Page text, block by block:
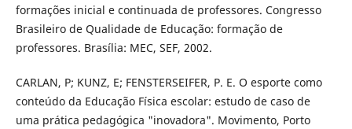
formações inicial e continuada de professores. Congresso
Brasileiro de Qualidade de Educação: formação de
professores. Brasília: MEC, SEF, 2002.
CARLAN, P; KUNZ, E; FENSTERSEIFER, P. E. O esporte como
conteúdo da Educação Física escolar: estudo de caso de
uma prática pedagógica "inovadora". Movimento, Porto